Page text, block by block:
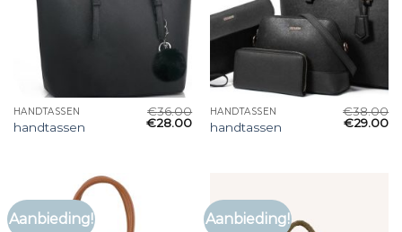
HANDTASSEN
handtassen
€36.00
€28.00
HANDTASSEN
handtassen
€38.00
€29.00
Aanbieding! Aanbieding!